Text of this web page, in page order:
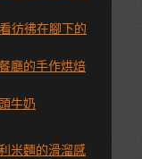
彷彿在腳下的
廳的手作烘焙
牛奶
米麵的滑溜感